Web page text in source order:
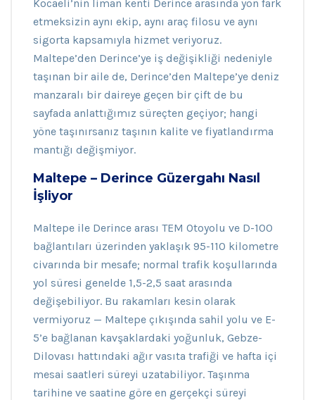
Kocaeli’nin liman kenti Derince arasında yön fark
etmeksizin aynı ekip, aynı araç filosu ve aynı
sigorta kapsamıyla hizmet veriyoruz.
Maltepe’den Derince’ye iş değişikliği nedeniyle
taşınan bir aile de, Derince’den Maltepe’ye deniz
manzaralı bir daireye geçen bir çift de bu
sayfada anlattığımız süreçten geçiyor; hangi
yöne taşınırsanız taşının kalite ve fiyatlandırma
mantığı değişmiyor.
Maltepe – Derince Güzergahı Nasıl
İşliyor
Maltepe ile Derince arası TEM Otoyolu ve D-100
bağlantıları üzerinden yaklaşık 95-110 kilometre
civarında bir mesafe; normal trafik koşullarında
yol süresi genelde 1,5-2,5 saat arasında
değişebiliyor. Bu rakamları kesin olarak
vermiyoruz — Maltepe çıkışında sahil yolu ve E-
5’e bağlanan kavşaklardaki yoğunluk, Gebze-
Dilovası hattındaki ağır vasıta trafiği ve hafta içi
mesai saatleri süreyi uzatabiliyor. Taşınma
tarihine ve saatine göre en gerçekçi süreyi